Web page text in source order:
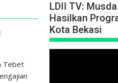
Tebet
LDII TV:
Hasilkan
Kota Bekasi